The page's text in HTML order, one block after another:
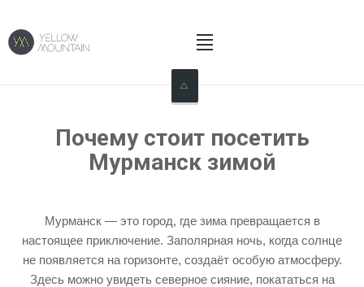
About Us
What Our Customers Say
News
Почему стоит посетить
Мурманск зимой
Мурманск — это город, где зима превращается в
настоящее приключение. Заполярная ночь, когда солнце
не появляется на горизонте, создаёт особую атмосферу.
Здесь можно увидеть северное сияние, покататься на